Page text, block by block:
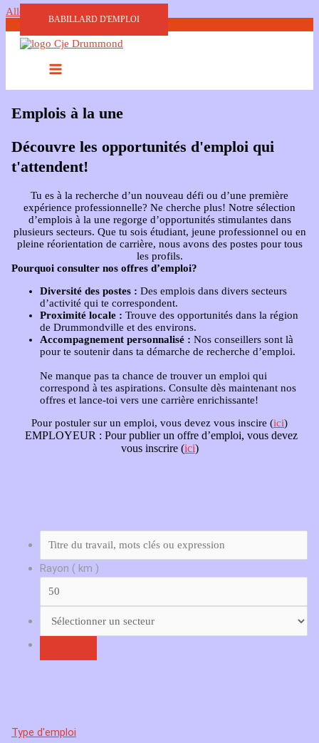
Aller au contenu
BABILLARD D'EMPLOI
Emplois à la une
Découvre les opportunités d'emploi qui
t'attendent!
Tu es à la recherche d’un nouveau défi ou d’une première
expérience professionnelle? Ne cherche plus! Notre sélection
d’emplois à la une regorge d’opportunités stimulantes dans
plusieurs secteurs. Que tu sois étudiant, jeune professionnel ou en
pleine réorientation de carrière, nous avons des postes pour tous
les profils.
Pourquoi consulter nos offres d’emploi?
Diversité des postes : Des emplois dans divers secteurs
d’activité qui te correspondent.
Proximité locale : Trouve des opportunités dans la région
de Drummondville et des environs.
Accompagnement personnalisé : Nos conseillers sont là
pour te soutenir dans ta démarche de recherche d’emploi.
Ne manque pas ta chance de trouver un emploi qui
correspond à tes aspirations. Consulte dès maintenant nos
offres et lance-toi vers une carrière enrichissante!
Pour postuler sur un emploi, vous devez vous inscire (ici)
EMPLOYEUR : Pour publier un offre d’emploi, vous devez
vous inscrire (ici)
Rayon ( km )
Type d'emploi